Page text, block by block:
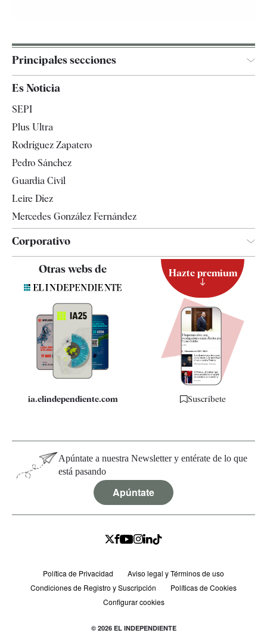
Principales secciones
España
Televisión
Es Noticia
SEPI
Plus Ultra
Rodríguez Zapatero
Pedro Sánchez
Guardia Civil
Leire Díez
Mercedes González Fernández
Corporativo
Contacto
Quiénes somos
Especificaciones
Otras webs de
ia.elindependiente.com
Hazte premium
Suscríbete
Apúntate a nuestra Newsletter y entérate de lo que
está pasando
Apúntate
Política de Privacidad
Aviso legal y Términos de uso
Condiciones de Registro y Suscripción
Políticas de Cookies
Configurar cookies
© 2026 EL INDEPENDIENTE